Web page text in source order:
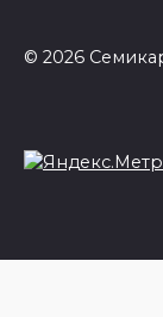
© 2026